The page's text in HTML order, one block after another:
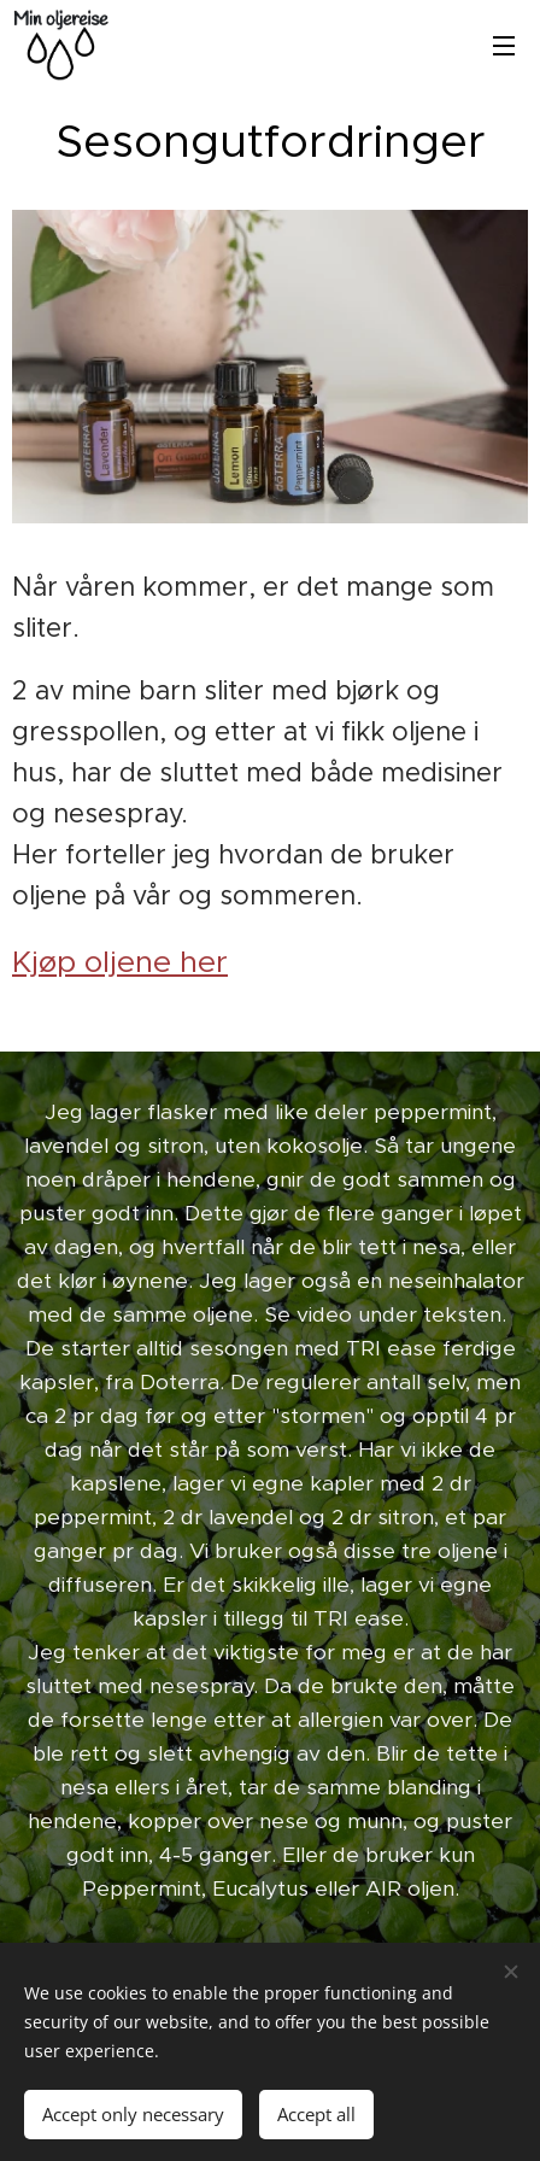
Sesongutfordringer
Når våren kommer, er det mange som
sliter.
2 av mine barn sliter med bjørk og
gresspollen, og etter at vi fikk oljene i
hus, har de sluttet med både medisiner
og nesespray.
Her forteller jeg hvordan de bruker
oljene på vår og sommeren.
Kjøp oljene her
Jeg lager flasker med like deler peppermint,
lavendel og sitron, uten kokosolje. Så tar ungene
noen dråper i hendene, gnir de godt sammen og
puster godt inn. Dette gjør de flere ganger i løpet
av dagen, og hvertfall når de blir tett i nesa, eller
det klør i øynene. Jeg lager også en neseinhalator
med de samme oljene. Se video under teksten.
De starter alltid sesongen med TRI ease ferdige
kapsler, fra Doterra. De regulerer antall selv, men
ca 2 pr dag før og etter "stormen" og opptil 4 pr
dag når det står på som verst. Har vi ikke de
kapslene, lager vi egne kapler med 2 dr
peppermint, 2 dr lavendel og 2 dr sitron, et par
ganger pr dag. Vi bruker også disse tre oljene i
diffuseren. Er det skikkelig ille, lager vi egne
kapsler i tillegg til TRI ease.
Jeg tenker at det viktigste for meg er at de har
sluttet med nesespray. Da de brukte den, måtte
de forsette lenge etter at allergien var over. De
ble rett og slett avhengig av den. Blir de tette i
nesa ellers i året, tar de samme blanding i
hendene, kopper over nese og munn, og puster
godt inn, 4-5 ganger. Eller de bruker kun
Peppermint, Eucalytus eller AIR oljen.
Sett deg godt inn i trygg bruk av oljene. Jeg er ingen lege, og
påstår ikke at disse oljene kan helbrede. Dette er kun hjelp til
hvordan du kan implementere oljene i din hverdag. Er du i tvil
om din helsetilstand, kontakt lege.
Powered by
Webnode Cookies
We use cookies to enable the proper functioning and
security of our website, and to offer you the best possible
user experience.
Accept only necessary Accept all